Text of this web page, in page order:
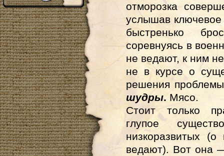
отморозка
услышав
быстренько
соревнуясь в
не ведают, к ним
не в курсе о
решения
шудры.Мясо.
Стоит только
глупое
низкоразвитых
ведают). Вот она